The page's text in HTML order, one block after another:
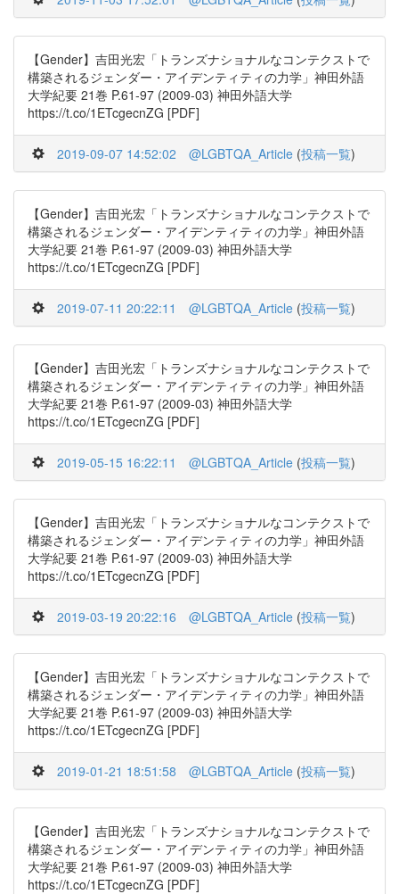
【Gender】吉田光宏「トランズナショナルなコンテクストで
構築されるジェンダー・アイデンティティの力学」神田外語
大学紀要 21巻 P.61-97 (2009-03) 神田外語大学
https://t.co/1ETcgecnZG [PDF]
2019-09-07 14:52:02 @LGBTQA_Article (投稿一覧)
【Gender】吉田光宏「トランズナショナルなコンテクストで
構築されるジェンダー・アイデンティティの力学」神田外語
大学紀要 21巻 P.61-97 (2009-03) 神田外語大学
https://t.co/1ETcgecnZG [PDF]
2019-07-11 20:22:11 @LGBTQA_Article (投稿一覧)
【Gender】吉田光宏「トランズナショナルなコンテクストで
構築されるジェンダー・アイデンティティの力学」神田外語
大学紀要 21巻 P.61-97 (2009-03) 神田外語大学
https://t.co/1ETcgecnZG [PDF]
2019-05-15 16:22:11 @LGBTQA_Article (投稿一覧)
【Gender】吉田光宏「トランズナショナルなコンテクストで
構築されるジェンダー・アイデンティティの力学」神田外語
大学紀要 21巻 P.61-97 (2009-03) 神田外語大学
https://t.co/1ETcgecnZG [PDF]
2019-03-19 20:22:16 @LGBTQA_Article (投稿一覧)
【Gender】吉田光宏「トランズナショナルなコンテクストで
構築されるジェンダー・アイデンティティの力学」神田外語
大学紀要 21巻 P.61-97 (2009-03) 神田外語大学
https://t.co/1ETcgecnZG [PDF]
2019-01-21 18:51:58 @LGBTQA_Article (投稿一覧)
【Gender】吉田光宏「トランズナショナルなコンテクストで
構築されるジェンダー・アイデンティティの力学」神田外語
大学紀要 21巻 P.61-97 (2009-03) 神田外語大学
https://t.co/1ETcgecnZG [PDF]